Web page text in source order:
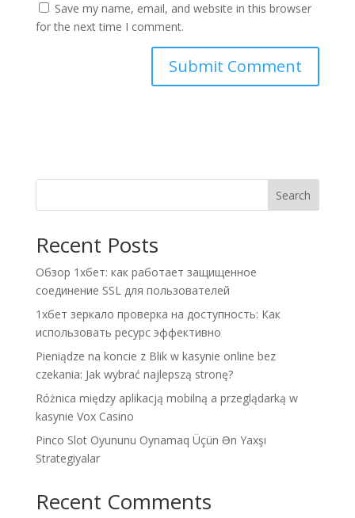
Save my name, email, and website in this browser
for the next time I comment.
e
:
Search
Recent Posts
Обзор 1хбет: как работает защищенное
соединение SSL для пользователей
1хбет зеркало проверка на доступность: Как
использовать ресурс эффективно
Pieniądze na koncie z Blik w kasynie online bez
czekania: Jak wybrać najlepszą stronę?
Różnica między aplikacją mobilną a przeglądarką w
kasynie Vox Casino
Pinco Slot Oyununu Oynamaq Üçün Ən Yaxşı
Strategiyalar
Recent Comments